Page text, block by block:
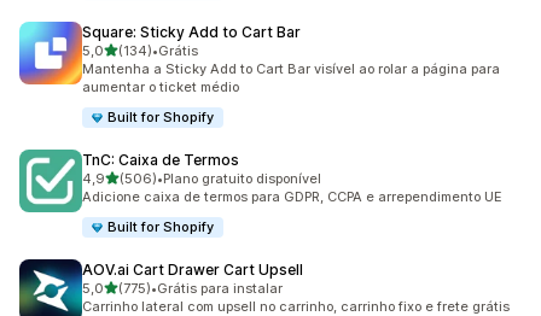
Square: Sticky Add to Cart Bar
5,0de 5 estrelas
(134)
134 avaliações ao todo
•Grátis
Mantenha a Sticky Add to Cart Bar visível ao rolar a página para
aumentar o ticket médio
Built for Shopify
TnC: Caixa de Termos
4,9de 5 estrelas
(506)
506 avaliações ao todo
•Plano gratuito disponível
Adicione caixa de termos para GDPR, CCPA e arrependimento UE
Built for Shopify
AOV.ai Cart Drawer Cart Upsell
5,0de 5 estrelas
(775)
775 avaliações ao todo
•Grátis para instalar
Carrinho lateral com upsell no carrinho, carrinho fixo e frete grátis